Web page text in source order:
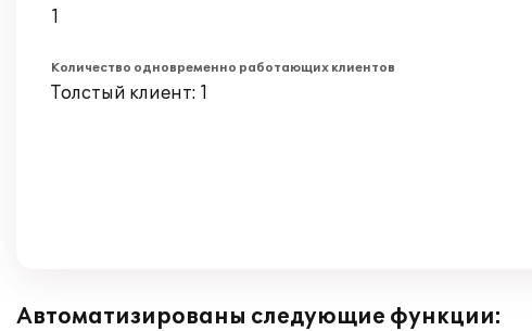
1
Количество одновременно работающих клиентов
Толстый клиент: 1
Автоматизированы следующие функции: